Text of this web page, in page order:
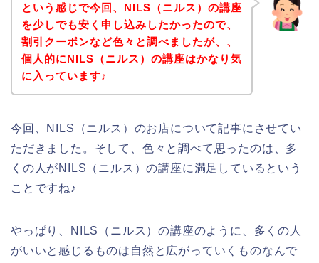
という感じで今回、NILS（ニルス）の講座
を少しでも安く申し込みしたかったので、
割引クーポンなど色々と調べましたが、、
個人的にNILS（ニルス）の講座はかなり気
に入っています♪
今回、NILS（ニルス）のお店について記事にさせてい
ただきました。そして、色々と調べて思ったのは、多
くの人がNILS（ニルス）の講座に満足しているという
ことですね♪
やっぱり、NILS（ニルス）の講座のように、多くの人
がいいと感じるものは自然と広がっていくものなんで